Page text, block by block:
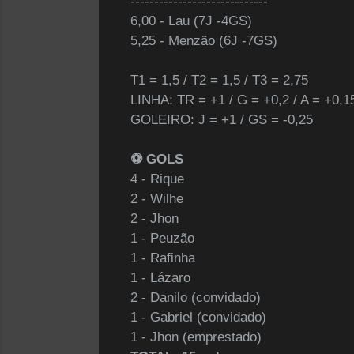
6,00 - Lau (7J -4GS)
5,25 - Menzão (6J -7GS)
T1 = 1,5 / T2 = 1,5 / T3 = 2,75
LINHA: TR = +1 / G = +0,2 / A =
GOLEIRO: J = +1 / GS = -0,25
⚽️ GOLS
4 - Rique
2 - Wilhe
2 - Jhon
1 - Peuzão
1 - Rafinha
1 - Lázaro
2 - Danilo (convidado)
1 - Gabriel (convidado)
1 - Jhon (emprestado)